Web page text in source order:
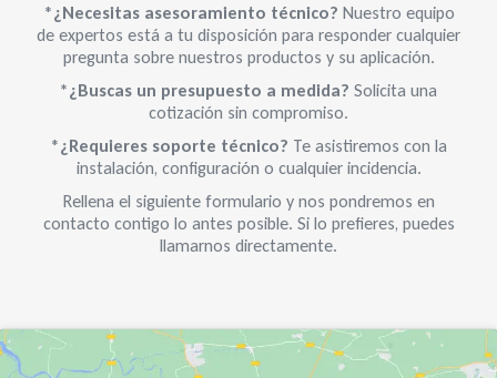
*¿Necesitas asesoramiento técnico? Nuestro equipo
de expertos está a tu disposición para responder cualquier
pregunta sobre nuestros productos y su aplicación.
*¿Buscas un presupuesto a medida? Solicita una
cotización sin compromiso.
*¿Requieres soporte técnico? Te asistiremos con la
instalación, configuración o cualquier incidencia.
Rellena el siguiente formulario y nos pondremos en
contacto contigo lo antes posible. Si lo prefieres, puedes
llamarnos directamente.